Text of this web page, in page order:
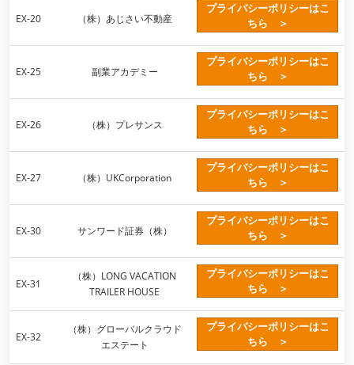
EX-20 （株）あじさい不動産
プライバシーポリシーはこ
ちら ＞
EX-25 副業アカデミー
プライバシーポリシーはこ
ちら ＞
EX-26 （株）プレサンス
プライバシーポリシーはこ
ちら ＞
EX-27 （株）UKCorporation
プライバシーポリシーはこ
ちら ＞
EX-30 サンワード証券（株）
プライバシーポリシーはこ
ちら ＞
EX-31
（株）LONG VACATION
TRAILER HOUSE
プライバシーポリシーはこ
ちら ＞
EX-32
（株）グローバルクラウド
エステート
プライバシーポリシーはこ
ちら ＞